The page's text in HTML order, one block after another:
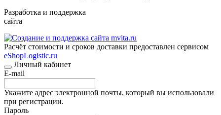
Разработка и поддержка
сайта
Расчёт стоимости и сроков доставки предоставлен сервисом
eShopLogistic.ru
Личный кабинет
E-mail
Укажите адрес электронной почты, который вы использовали
при регистрации.
Пароль